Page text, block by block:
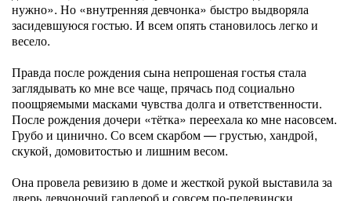
нужно». Но «внутренняя девчонка» быстро выдворяла
засидевшуюся гостью. И всем опять становилось легко и
весело.
Правда после рождения сына непрошеная гостья стала
заглядывать ко мне все чаще, прячась под социально
поощряемыми масками чувства долга и ответственности.
После рождения дочери «тётка» переехала ко мне насовсем.
Грубо и цинично. Со всем скарбом — грустью, хандрой,
скукой, домовитостью и лишним весом.
Она провела ревизию в доме и жесткой рукой выставила за